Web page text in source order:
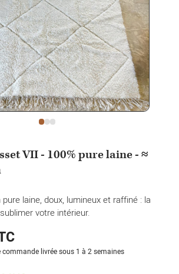
VII - 100% pure laine - ≈
laine, doux, lumineux et raffiné : la
votre intérieur.
commande livrée sous 1 à 2 semaines